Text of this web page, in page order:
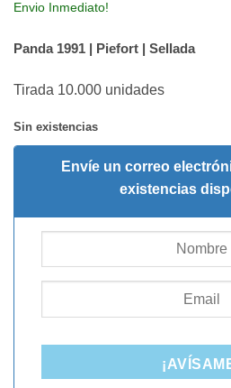
Envio Inmediato!
Panda 1991 | Piefort | Sellada
Tirada 10.000 unidades
Sin existencias
Envíe un correo
existencias